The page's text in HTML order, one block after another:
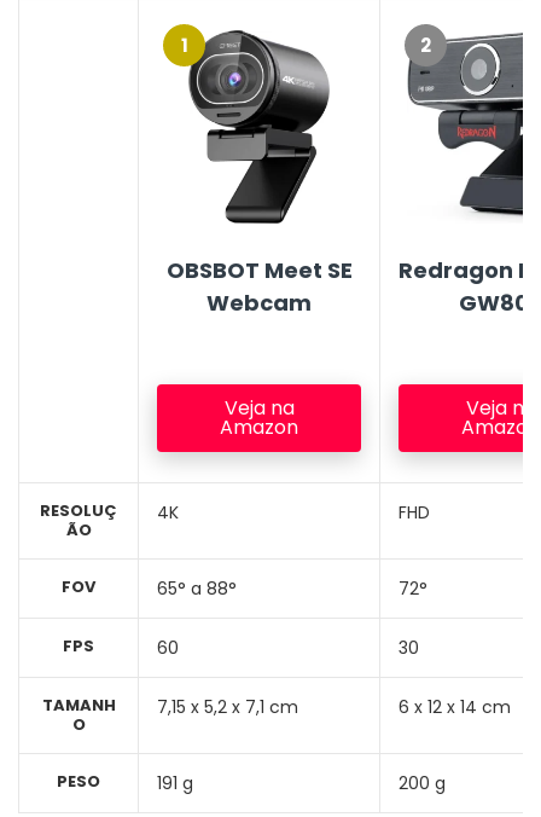
RESOLUÇ
ÃO
FOV
FPS
TAMANH
O
PESO
1
OBSBOT Meet SE
Webcam
Veja na
Amazon
4K
65° a 88°
60
‎‎7,15 x 5,2 x 7,1 cm
191 g
2
Redragon
Veja na
Amazon
FHD
72°
30
‎6 x 12 x 14 cm
200 g